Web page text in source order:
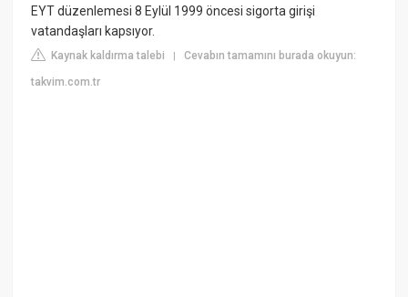
EYT düzenlemesi 8 Eylül 1999 öncesi sigorta girişi
vatandaşları kapsıyor.
Kaynak kaldırma talebi |Cevabın tamamını burada okuyun:
takvim.com.tr